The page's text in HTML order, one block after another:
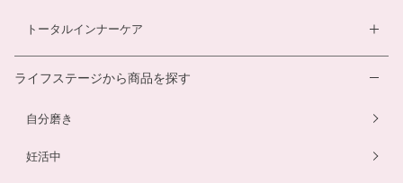
ルイボスティー
離乳食サービス
幼児食サービス
骨盤ベルト
ヘアカラートリートメント
ダイエットサプリ
酵素ドリンク
トータルインナーケア
ライフステージから商品を探す
自分磨き
妊活中